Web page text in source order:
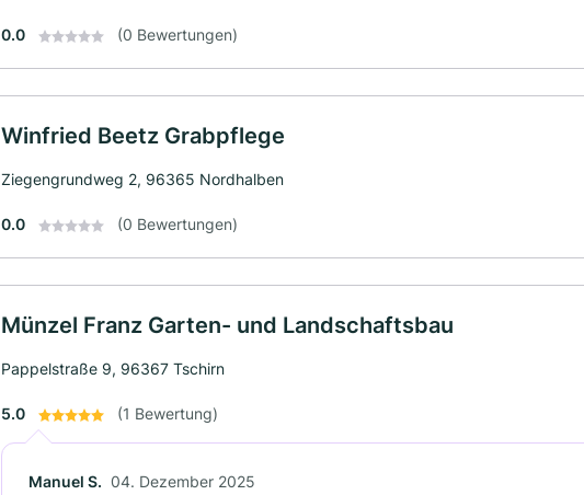
0.0 (0 Bewertungen)
Winfried Beetz Grabpflege
Ziegengrundweg 2, 96365 Nordhalben
0.0 (0 Bewertungen)
Münzel Franz Garten- und Landschaftsbau
Pappelstraße 9, 96367 Tschirn
5.0 (1 Bewertung)
Manuel S. 04. Dezember 2025